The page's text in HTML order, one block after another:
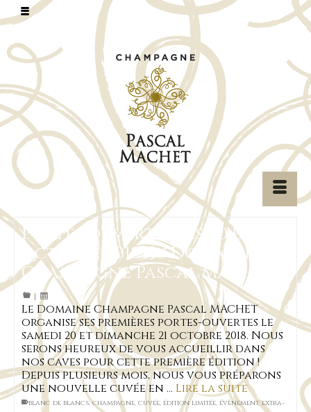
Portes ouvertes les 20 et 21
octobre 2018 au Domaine
Champagne Pascal MACHET
|
Le Domaine Champagne Pascal MACHET
organise ses premières portes-ouvertes le
samedi 20 et dimanche 21 octobre 2018. Nous
serons heureux de vous accueillir dans
nos caves pour cette première édition !
Depuis plusieurs mois, nous vous préparons
une nouvelle cuvée en … Lire la suite
blanc de blancs,champagne, cuvée, édition limitée, évènement,extra-